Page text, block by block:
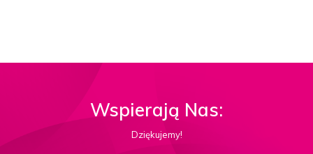
Wspierają Nas:
Dziękujemy!